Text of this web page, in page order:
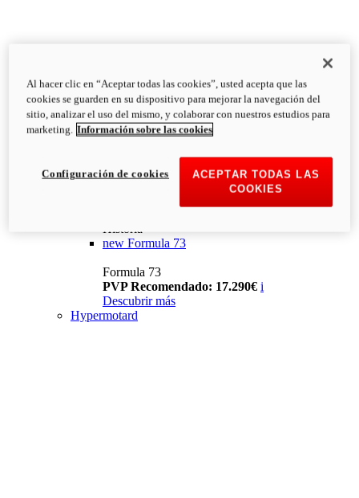
Historia
new Formula 73
Formula 73
PVP Recomendado: 17.290€ i
Descubrir más
Hypermotard
Al hacer clic en “Aceptar todas las cookies”, usted acepta que las
cookies se guarden en su dispositivo para mejorar la navegación del
sitio, analizar el uso del mismo, y colaborar con nuestros estudios para
marketing. Información sobre las cookies
ACEPTAR TODAS LAS
COOKIES
Configuración de cookies